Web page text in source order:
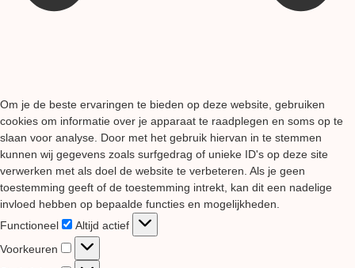
Om je de beste ervaringen te bieden op deze website, gebruiken
cookies om informatie over je apparaat te raadplegen en soms op te
slaan voor analyse. Door met het gebruik hiervan in te stemmen
kunnen wij gegevens zoals surfgedrag of unieke ID's op deze site
verwerken met als doel de website te verbeteren. Als je geen
toestemming geeft of de toestemming intrekt, kan dit een nadelige
invloed hebben op bepaalde functies en mogelijkheden.
Functioneel
Functioneel
Altijd actief
Voorkeuren
Voorkeuren